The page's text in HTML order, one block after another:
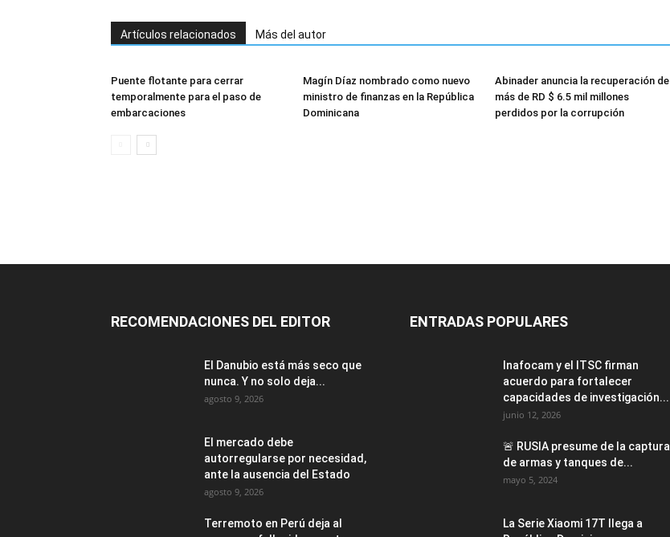
Artículos relacionados Más del autor
Puente flotante para cerrar
temporalmente para el paso de
embarcaciones
Magín Díaz nombrado como nuevo
ministro de finanzas en la República
Dominicana
Abinader anuncia la recuperación de
más de RD $ 6.5 mil millones
perdidos por la corrupción
RECOMENDACIONES DEL EDITOR
El Danubio está más seco que
nunca. Y no solo deja...
agosto 9, 2026
El mercado debe
autorregularse por necesidad,
ante la ausencia del Estado
agosto 9, 2026
Terremoto en Perú deja al
ENTRADAS POPULARES
Inafocam y el ITSC firman
acuerdo para fortalecer
capacidades de investigación...
junio 12, 2026
🚨 RUSIA presume de la captura
de armas y tanques de...
mayo 5, 2024
La Serie Xiaomi 17T llega a